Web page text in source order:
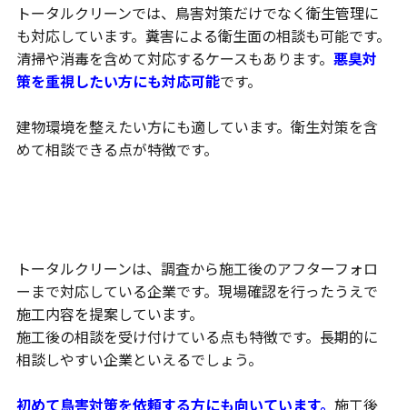
トータルクリーンでは、鳥害対策だけでなく衛生管理に
も対応しています。糞害による衛生面の相談も可能です。
清掃や消毒を含めて対応するケースもあります。 悪臭対
策を重視したい方にも対応可能です。
建物環境を整えたい方にも適しています。衛生対策を含
めて相談できる点が特徴です。
トータルクリーンは、調査から施工後のアフターフォロ
ーまで対応している企業です。現場確認を行ったうえで
施工内容を提案しています。
施工後の相談を受け付けている点も特徴です。長期的に
相談しやすい企業といえるでしょう。
初めて鳥害対策を依頼する方にも向いています。 施工後